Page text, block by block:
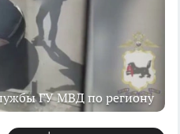
ГУ МВД по региону